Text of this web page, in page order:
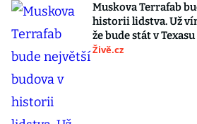
Muskova Terrafab
historii lidstva. Už
že bude stát v Texasu
Živě.cz